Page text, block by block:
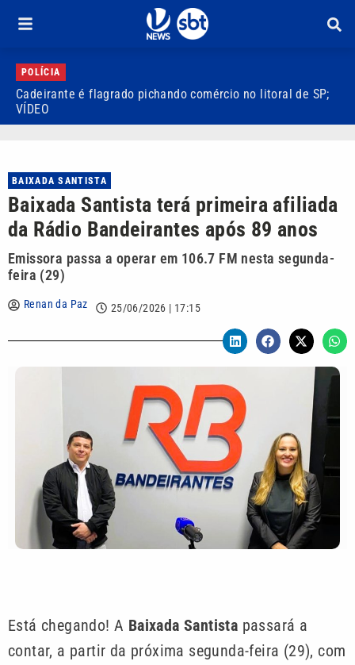
POLÍCIA
Cadeirante é flagrado pichando comércio no litoral de SP;
VÍDEO
BAIXADA SANTISTA
Baixada Santista terá primeira afiliada
da Rádio Bandeirantes após 89 anos
Emissora passa a operar em 106.7 FM nesta segunda-
feira (29)
Renan da Paz 25/06/2026 | 17:15
Está chegando! A Baixada Santista passará a
contar, a partir da próxima segunda-feira (29), com